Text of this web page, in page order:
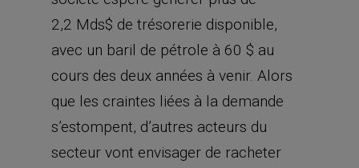
2,2 Mds$ de trésorerie disponible,
avec un baril de pétrole à 60 $ au
cours des deux années à venir. Alors
que les craintes liées à la demande
s’estompent, d’autres acteurs du
secteur vont envisager de racheter